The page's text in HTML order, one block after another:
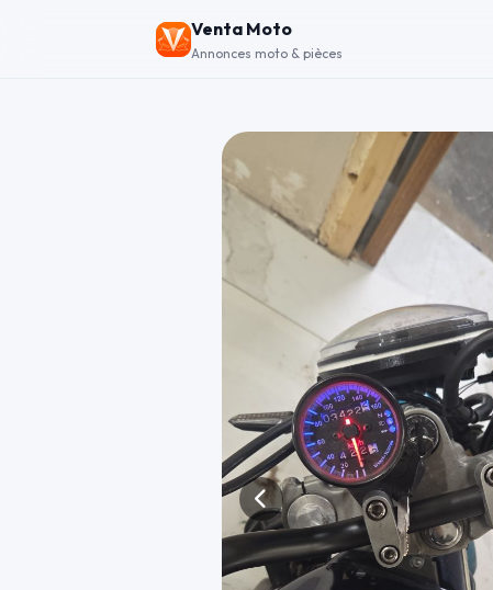
Venta Moto
Annonces moto & pièces